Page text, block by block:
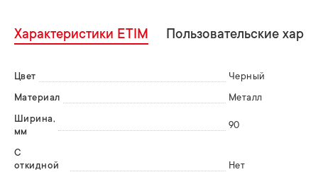
Характеристики ETIM Пользовательские
Цвет
Черный
Материал
Металл
Ширина,
мм
90
С
откидной
Нет